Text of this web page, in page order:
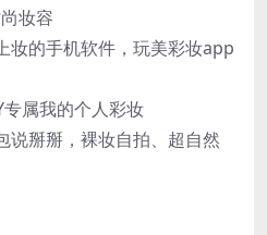
妆容
妆的手机软件，玩美彩妆app
属我的个人彩妆
说掰掰，裸妆自拍、超自然